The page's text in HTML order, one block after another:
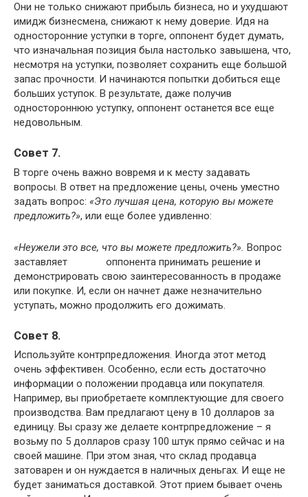
Они не только снижают прибыль бизнеса, но и ухудшают
имидж бизнесмена, снижают к нему доверие. Идя на
односторонние уступки в торге, оппонент будет думать,
что изначальная позиция была настолько завышена, что,
несмотря на уступки, позволяет сохранить еще большой
запас прочности. И начинаются попытки добиться еще
больших уступок. В результате, даже получив
одностороннюю уступку, оппонент останется все еще
недовольным.
Совет 7.
В торге очень важно вовремя и к месту задавать
вопросы. В ответ на предложение цены, очень уместно
задать вопрос: «Это лучшая цена, которую вы можете
предложить?», или еще более удивленно:
«Неужели это все, что вы можете предложить?». Вопрос
заставляет оппонента принимать решение и
демонстрировать свою заинтересованность в продаже
или покупке. И, если он начнет даже незначительно
уступать, можно продолжить его дожимать.
Совет 8.
Используйте контрпредложения. Иногда этот метод
очень эффективен. Особенно, если есть достаточно
информации о положении продавца или покупателя.
Например, вы приобретаете комплектующие для своего
производства. Вам предлагают цену в 10 долларов за
единицу. Вы сразу же делаете контрпредложение – я
возьму по 5 долларов сразу 100 штук прямо сейчас и на
своей машине. При этом зная, что склад продавца
затоварен и он нуждается в наличных деньгах. И еще не
будет заниматься доставкой. Этот прием бывает очень